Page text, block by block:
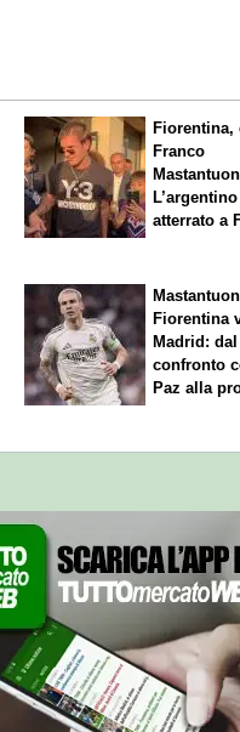
Fiorentina,
Franco
atterrato a
Fiorentina
Madrid: dal
confronto
Paz alla